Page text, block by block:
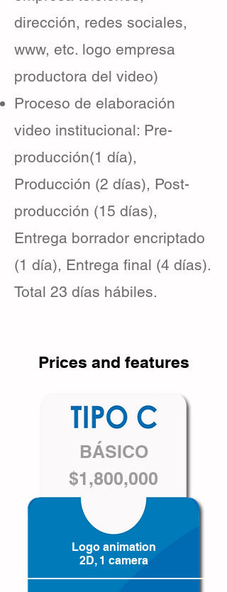
dirección, redes sociales,
www, etc. logo empresa
productora del video)
Proceso de elaboración
video institucional: Pre-
producción(1 día),
Producción (2 días), Post-
producción (15 días),
Entrega borrador encriptado
(1 día), Entrega final (4 días).
Total 23 días hábiles.
Prices and features
BÁSICO
$1,800,000
Logo animation
2D, 1 camera